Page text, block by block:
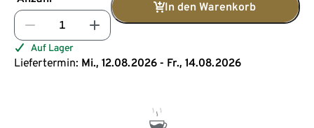
In den Warenkorb
Auf Lager
Liefertermin: Mi., 12.08.2026 - Fr., 14.08.2026